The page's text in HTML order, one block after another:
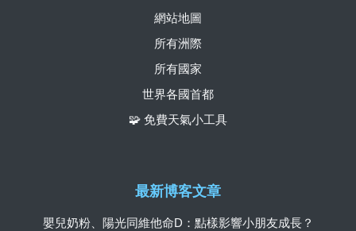
網站地圖
所有洲際
所有國家
世界各國首都
🧩 免費天氣小工具
最新博客文章
嬰兒奶粉、陽光同維他命D：點樣影響小朋友成長？